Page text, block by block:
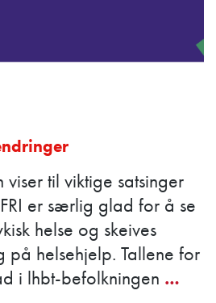
til viktige satsinger
er særlig glad for å se
helse og skeives
helsehjelp. Tallene for
i lhbt-befolkningen …